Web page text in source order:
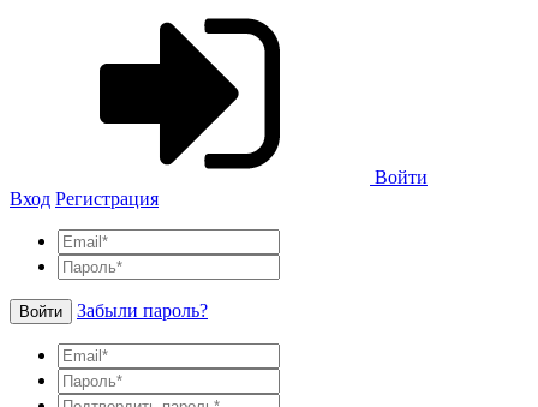
Войти
Вход Регистрация
Войти Забыли пароль?